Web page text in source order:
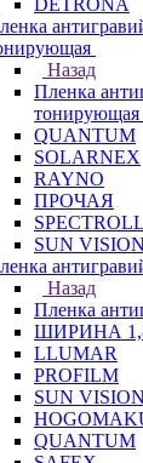
DETRONA
Назад
Пленка
тонирующая
QUANTUM
SOLARNEX
RAYNO
ПРОЧАЯ
SPECTROLL
SUN VISION
Назад
Пленка
ШИРИНА
LLUMAR
PROFILM
SUN VISION
QUANTUM